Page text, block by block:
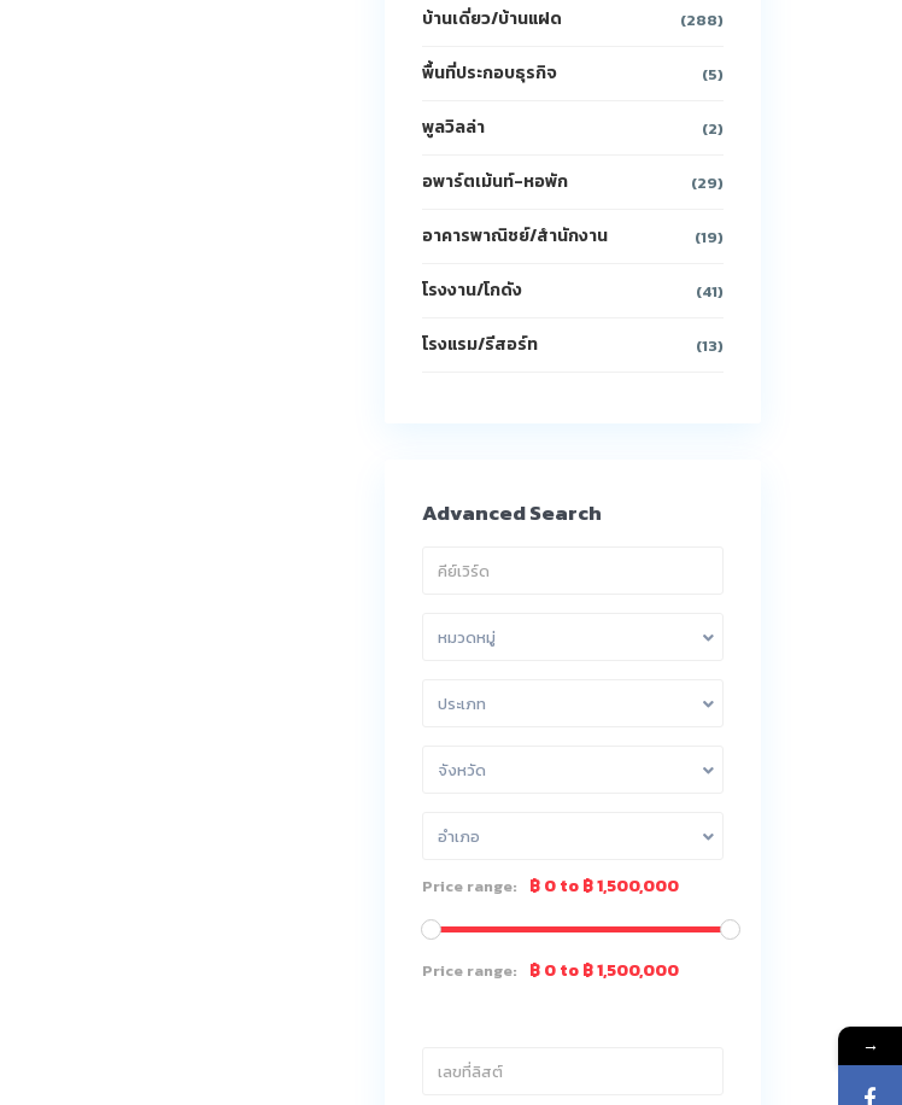
บ้านเดี่ยว/บ้านแฝด (288)
พื้นที่ประกอบธุรกิจ (5)
พูลวิลล่า (2)
อพาร์ตเม้นท์-หอพัก (29)
อาคารพาณิชย์/สำนักงาน (19)
โรงงาน/โกดัง (41)
โรงแรม/รีสอร์ท (13)
Advanced Search
หมวดหมู่
ประเภท
จังหวัด
อำเภอ
Price range: ฿ 0 to ฿ 1,500,000
Price range: ฿ 0 to ฿ 1,500,000
→